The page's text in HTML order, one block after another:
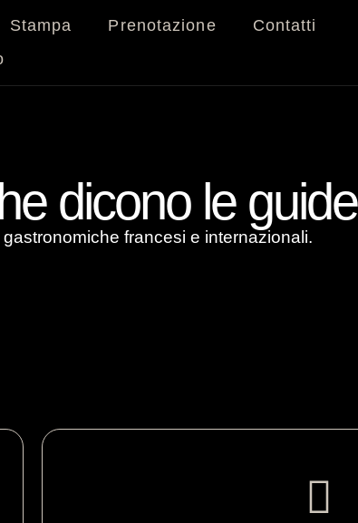
Stampa Prenotazione
Contatti
dicono le guide
francesi e internazionali.